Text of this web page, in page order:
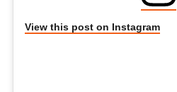
View this post on Instagram